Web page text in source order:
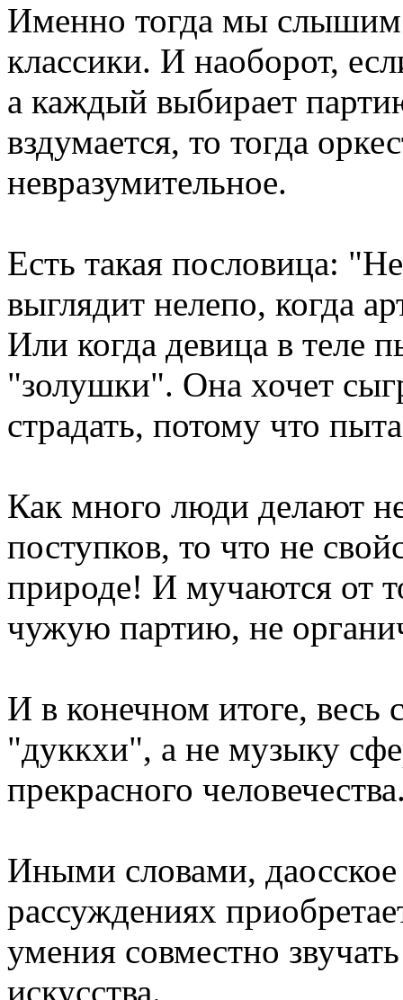
Именно тогда мы слышим
классики. И наоборот,
а каждый выбирает
вздумается, то тогда
невразумительное.
Есть такая пословица:
выглядит нелепо, когда
Или когда девица в теле
"золушки". Она хочет
страдать, потому что
Как много люди делают
поступков, то что не
природе! И мучаются от
чужую партию, не
И в конечном итоге, весь
"дуккхи", а не музыку
прекрасного
Иными словами,
рассуждениях
умения совместно
искусства.